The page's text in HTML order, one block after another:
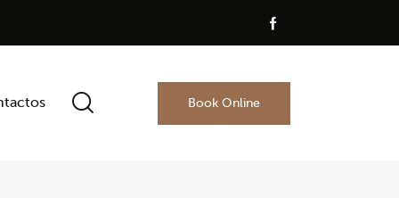
Book Online